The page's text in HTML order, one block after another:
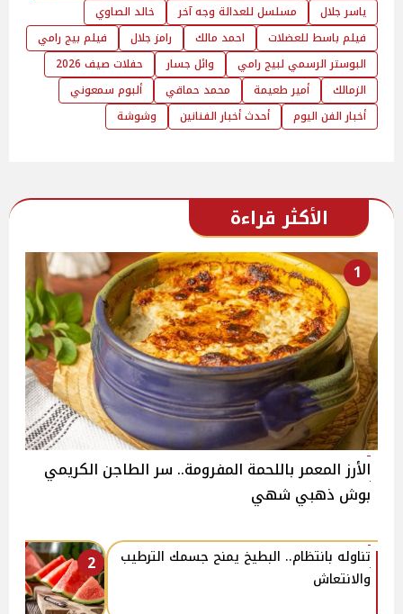
ياسر جلال
مسلسل للعدالة وجه آخر
خالد الصاوي
فيلم باسط للعضلات
احمد مالك رامز جلال
فيلم بيج رامي
البوستر الرسمي لبيج رامي
وائل جسار
حفلات صيف 2026
الزمالك
أمير طعيمة محمد حماقي
ألبوم سمعوني
أخبار الفن اليوم
أحدث أخبار الفنانين وشوشة
الأكثر قراءة
1
الأرز المعمر باللحمة المفرومة.. سر الطاجن الكريمي
بوش ذهبي شهي
2
تناوله بانتظام.. البطيخ يمنح جسمك الترطيب
والانتعاش